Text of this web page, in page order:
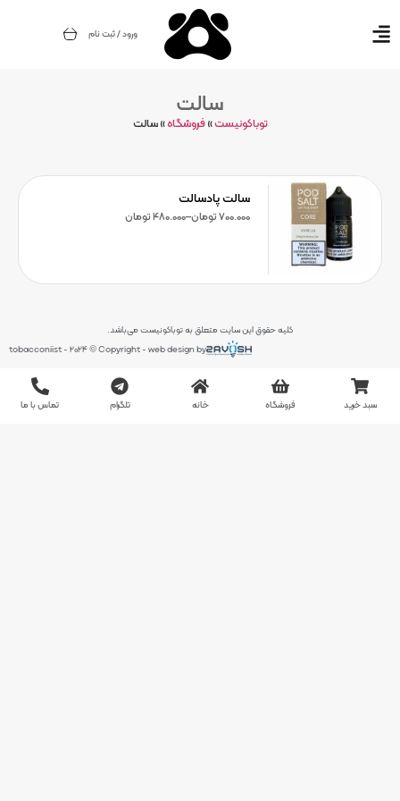
ورود / ثبت نام
سالت
توباکونیست»فروشگاه»سالت
سالت پادسالت
700.000تومان–
480.000تومان
کلیه حقوق این سایت متعلق به توباکونیست می‌باشد.
tobacconiist - 2024 © Copyright - web design by
سبد خرید فروشگاه خانه تلگرام تماس با ما